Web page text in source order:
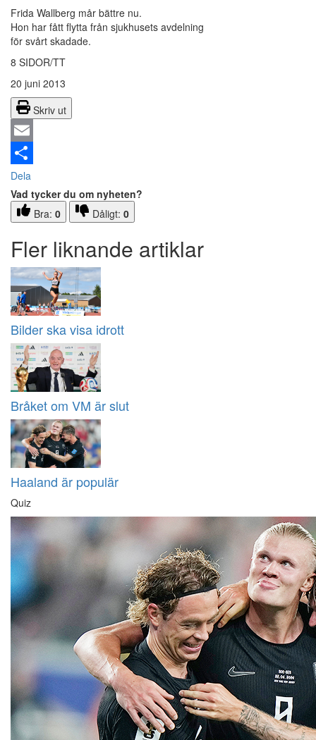
Frida Wallberg mår bättre nu.
Hon har fått flytta från sjukhusets avdelning
för svårt skadade.
8 SIDOR/TT
20 juni 2013
Skriv ut
Email
Dela
Vad tycker du om nyheten?
Bra: 0 Dåligt: 0
Fler liknande artiklar
Bilder ska visa idrott
Bråket om VM är slut
Haaland är populär
Quiz